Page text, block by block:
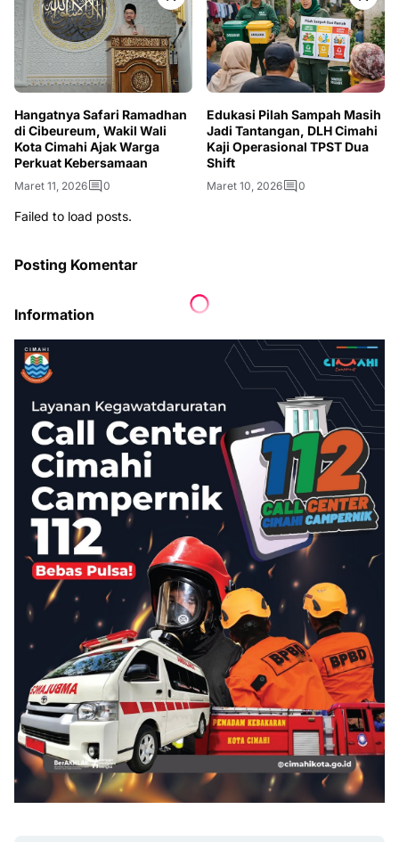
Hangatnya Safari Ramadhan
di Cibeureum, Wakil Wali
Kota Cimahi Ajak Warga
Perkuat Kebersamaan
Maret 11, 2026 0
Edukasi Pilah Sampah Masih
Jadi Tantangan, DLH Cimahi
Kaji Operasional TPST Dua
Shift
Maret 10, 2026 0
Failed to load posts.
Posting Komentar
Information